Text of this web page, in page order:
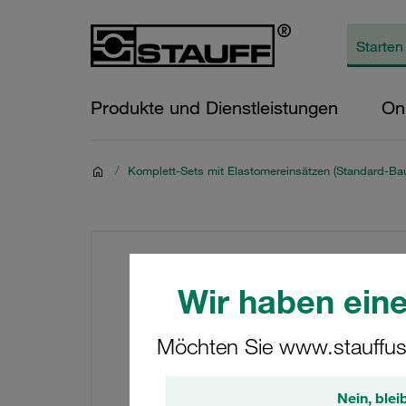
Wir haben
Möchten Sie
Nein,
Produkte und Dienstleistungen
/ Komplett-Sets mit Elastomereinsätzen (Standard-